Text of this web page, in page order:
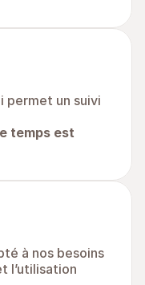
permet un suivi
temps est
à nos besoins